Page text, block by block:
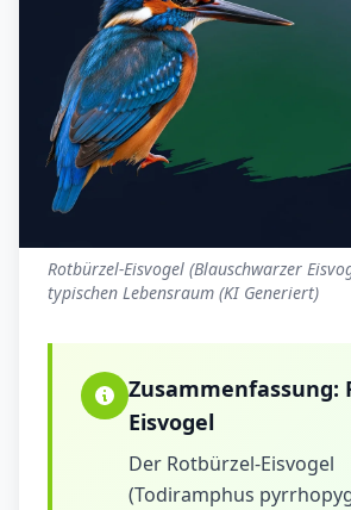
Rotbürzel-Eisvogel (Blauschwarzer
typischen Lebensraum (KI Generiert)
Zusammenfassung:
Eisvogel
Der Rotbürzel-Eisvogel
(Todiramphus